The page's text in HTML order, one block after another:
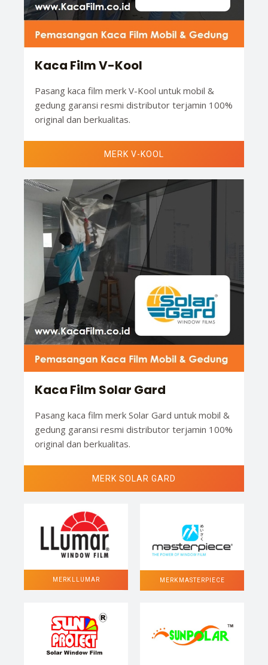
Kaca Film V-Kool
Pasang kaca film merk V-Kool untuk mobil &
gedung garansi resmi distributor terjamin 100%
original dan berkualitas.
MERK V-KOOL
Kaca Film Solar Gard
Pasang kaca film merk Solar Gard untuk mobil &
gedung garansi resmi distributor terjamin 100%
original dan berkualitas.
MERK SOLAR GARD
MERK LLUMAR MERK MASTERPIECE